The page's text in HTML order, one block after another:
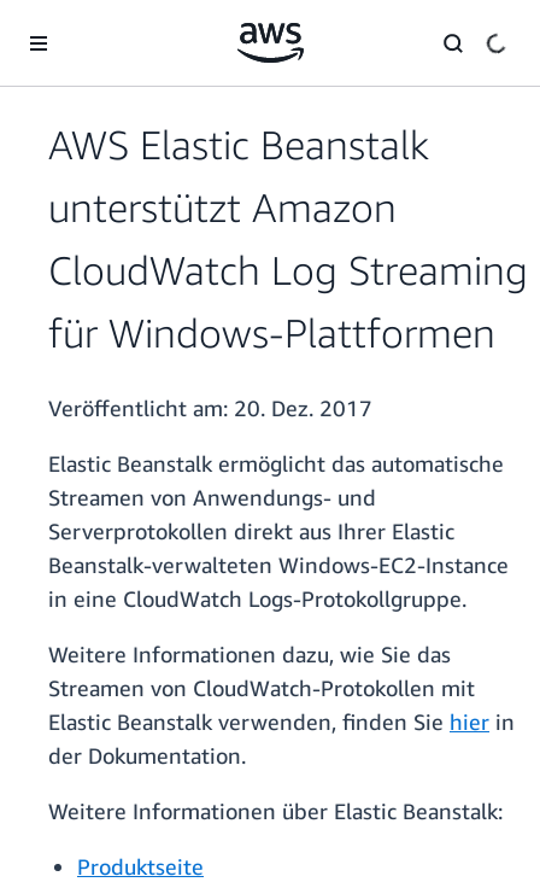
Überspringen zum Hauptinhalt
AWS Elastic Beanstalk
unterstützt Amazon
CloudWatch Log Streaming
für Windows-Plattformen
Veröffentlicht am: 20. Dez. 2017
Elastic Beanstalk ermöglicht das automatische
Streamen von Anwendungs- und
Serverprotokollen direkt aus Ihrer Elastic
Beanstalk-verwalteten Windows-EC2-Instance
in eine CloudWatch Logs-Protokollgruppe.
Weitere Informationen dazu, wie Sie das
Streamen von CloudWatch-Protokollen mit
Elastic Beanstalk verwenden, finden Sie hier in
der Dokumentation.
Weitere Informationen über Elastic Beanstalk:
Produktseite